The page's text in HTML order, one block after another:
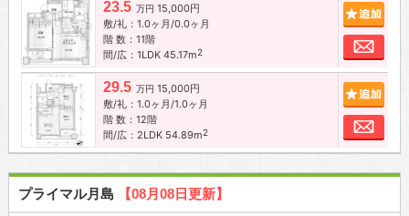
23.5 万円 15,000円
敷/礼：1.0ヶ月/0.0ヶ月
階 数：11階
間/広：1LDK 45.17m2
お
29.5 万円 15,000円
敷/礼：1.0ヶ月/1.0ヶ月
階 数：12階
間/広：2LDK 54.89m2
お
プライマル月島 【08月08日更新】